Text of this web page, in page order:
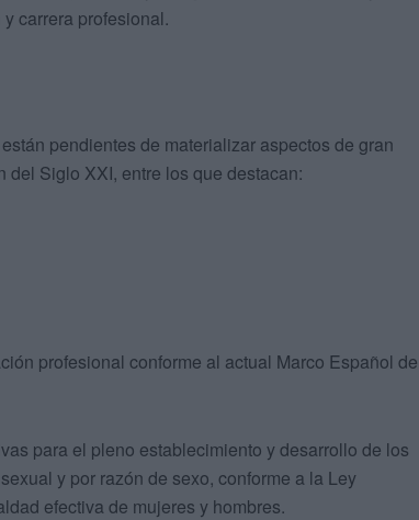
carrera profesional.
pendientes de materializar aspectos de gran
Siglo XXI, entre los que destacan:
profesional conforme al actual Marco Español de
para el pleno establecimiento y desarrollo de los
y por razón de sexo, conforme a la Ley
efectiva de mujeres y hombres.